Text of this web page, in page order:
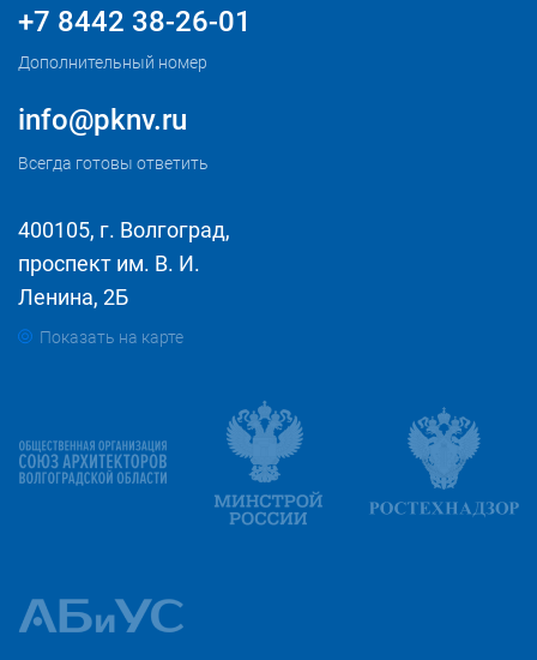
+7 8442 38-26-01
Дополнительный номер
info@pknv.ru
Всегда готовы ответить
400105, г. Волгоград,
проспект им. В. И.
Ленина, 2Б
Показать на карте